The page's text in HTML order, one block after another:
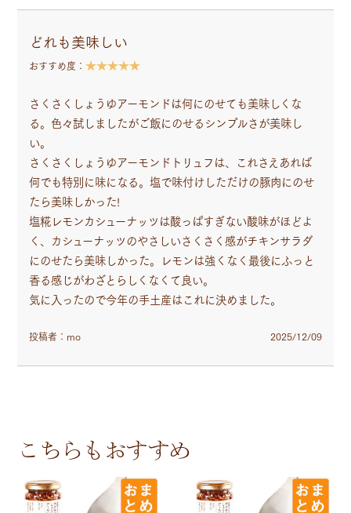
どれも美味しい
おすすめ度： ★★★★★
さくさくしょうゆアーモンドは何にのせても美味しくな
る。色々試しましたがご飯にのせるシンプルさが美味し
い。
さくさくしょうゆアーモンドトリュフは、これさえあれば
何でも特別に味になる。塩で味付けしただけの豚肉にのせ
たら美味しかった!
塩糀レモンカシューナッツは酸っぱすぎない酸味がほどよ
く、カシューナッツのやさしいさくさく感がチキンサラダ
にのせたら美味しかった。レモンは強くなく最後にふっと
香る感じがわざとらしくなくて良い。
気に入ったので今年の手土産はこれに決めました。
投稿者：mo 2025/12/09
こちらもおすすめ